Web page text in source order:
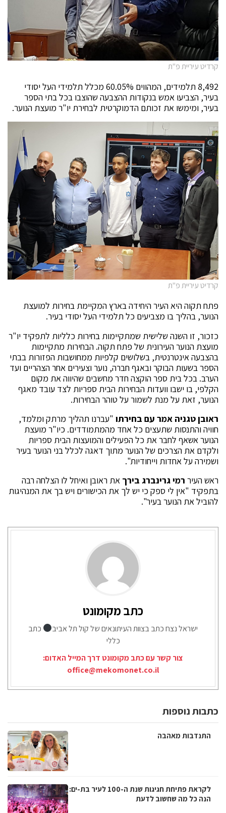
קרדיט עיריית פ"ת
8,492 תלמידים, המהווים 60.05% מכלל תלמידי העל יסודי
בעיר, הצביעו אמש בנקודות ההצבעה שהוצבו בכל בתי הספר
בעיר, ומימשו את זכותם הדמוקרטית לבחירת יו"ר מועצת הנוער.
קרדיט עיריית פ"ת
פתח תקוה היא העיר היחידה בארץ המקיימת בחירות למועצת
הנוער, בהליך בו מצביעים כל תלמידי העל יסודי בעיר.
כזכור, זו השנה שלישית שמתקיימות בחירות כלליות לתפקיד יו"ר
מועצת הנוער העירונית של פתח תקוה. הבחירות מתקיימות
בהצבעה אינטרנטית, בשלושים קלפיות ממחושבות הפזורות בבתי
הספר בשעות הבוקר ובאגף חברה, נוער וצעירים אחר הצהריים ועד
הערב. בכל בית ספר הוקצה חדר מחשבים שהיווה את מקום
הקלפי, בו ישבו וועדות הבחירות הבית ספריות לצד עובד מאגף
הנוער, זאת על מנת לשמור על טוהר הבחירות.
ראובן טגניה אמר עם בחירתו "עברנו תהליך מרתק ומלמד,
חוויה והתנסות שתעצים כל אחד מהמתמודדים. כיו"ר מועצת
הנוער אשאף לחבר את כל הפעילים והמועצות הבית ספריות
ולקדם את הצרכים של הנוער מתוך דאגה לכלל בני הנוער בעיר
ושמירה על אחדות וייחודיות".
ראש העיר רמי גרינברג בירך את ראובן ואיחל לו הצלחה רבה
בתפקיד "אין לי ספק כי יש לך את הכישורים ויש בך את המנהיגות
להוביל את הנוער בעיר".
כתב מקומונט
ישראל נצח כתב בצוות העיתונאים של קול תל אביב
כתב
כללי
צור קשר עם כתב מקומונט דרך המייל האדום:
office@mekomonet.co.il
כתבות נוספות
התנדבות מאהבה
לקראת פתיחת חגיגות שנת ה-100 לעיר בת-ים:
הנה כל מה שחשוב לדעת